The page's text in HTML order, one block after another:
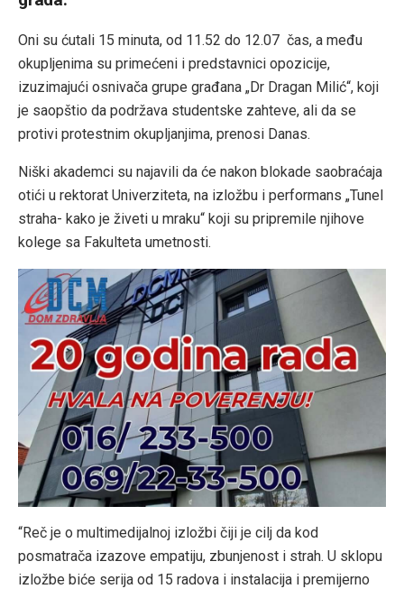
Oni su ćutali 15 minuta, od 11.52 do 12.07 čas, a među
okupljenima su primećeni i predstavnici opozicije,
izuzimajući osnivača grupe građana „Dr Dragan Milić“, koji
je saopštio da podržava studentske zahteve, ali da se
protivi protestnim okupljanjima, prenosi Danas.
Niški akademci su najavili da će nakon blokade saobraćaja
otići u rektorat Univerziteta, na izložbu i performans „Tunel
straha- kako je živeti u mraku“ koji su pripremile njihove
kolege sa Fakulteta umetnosti.
“Reč je o multimedijalnoj izložbi čiji je cilj da kod
posmatrača izazove empatiju, zbunjenost i strah. U sklopu
izložbe biće serija od 15 radova i instalacija i premijerno